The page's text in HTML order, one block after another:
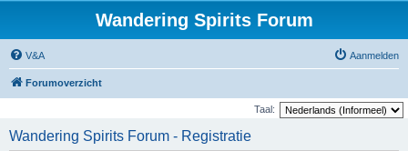
Wandering Spirits Forum
V&A Aanmelden
Forumoverzicht
Taal:
Wandering Spirits Forum - Registratie